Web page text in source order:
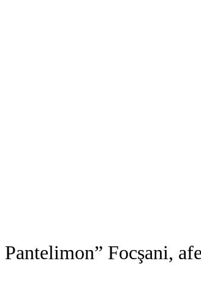
Focşani,